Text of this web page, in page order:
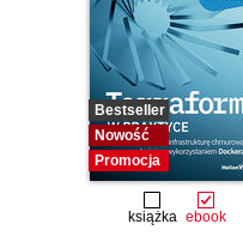
Bestseller
Nowość
Promocja
książka ebook